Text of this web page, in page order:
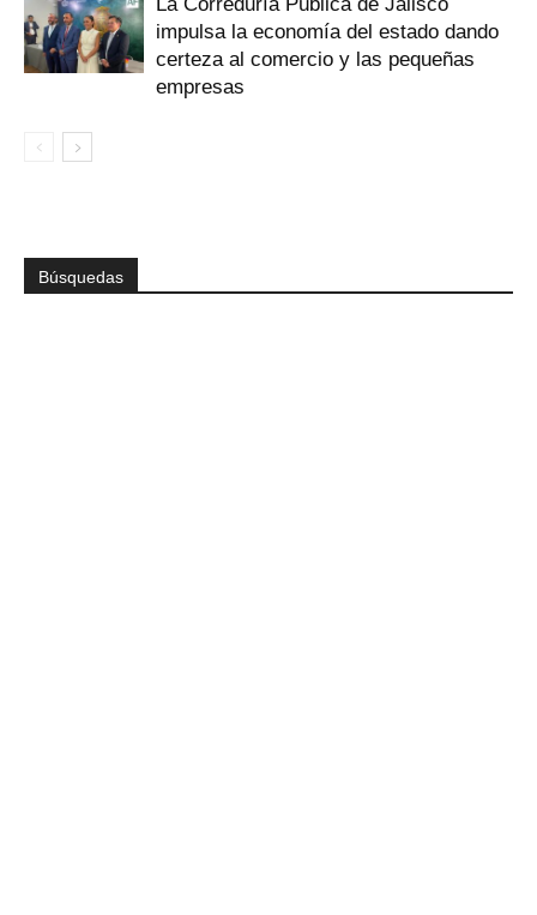
impulsa la economía del estado dando
certeza al comercio y las pequeñas
empresas
Búsquedas